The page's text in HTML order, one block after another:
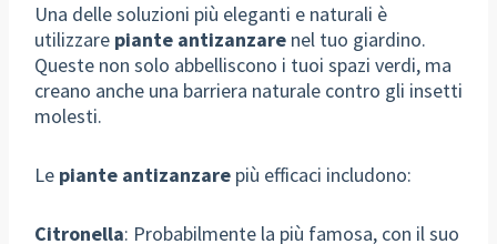
Una delle soluzioni più eleganti e naturali è
utilizzare piante antizanzarenel tuo giardino.
Queste non solo abbelliscono i tuoi spazi verdi, ma
creano anche una barriera naturale contro gli insetti
molesti.
Le piante antizanzarepiù efficaci includono:
Citronella: Probabilmente la più famosa, con il suo